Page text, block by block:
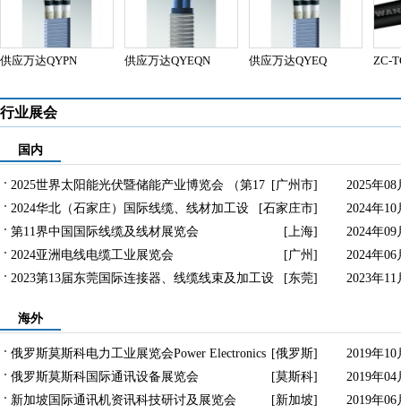
供应万达QYPN
供应万达QYEQN
供应万达QYEQ ZC-
行业展会
国内
[广州市] 2025年08
2025世界太阳能光伏暨储能产业博览会 （第17
届广州国际光伏储能展）
[石家庄市] 2024年10
2024华北（石家庄）国际线缆、线材加工设
备及材料展览会
[上海] 2024年09
第11界中国国际线缆及线材展览会
[广州] 2024年06
2024亚洲电线电缆工业展览会
[东莞] 2023年11
2023第13届东莞国际连接器、线缆线束及加工设
海外
[俄罗斯] 2019年10
俄罗斯莫斯科电力工业展览会Power Electronics
[莫斯科] 2019年04
俄罗斯莫斯科国际通讯设备展览会
[新加坡] 2019年06
新加坡国际通讯机资讯科技研讨及展览会